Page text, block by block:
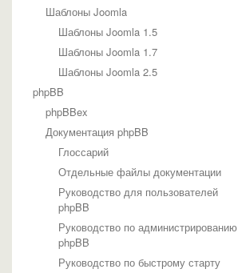
Шаблоны Joomla
Шаблоны Joomla 1.5
Шаблоны Joomla 1.7
Шаблоны Joomla 2.5
phpBB
phpBBex
Документация phpBB
Глоссарий
Отдельные файлы документации
Руководство для пользователей
phpBB
Руководство по администрированию
phpBB
Руководство по быстрому старту